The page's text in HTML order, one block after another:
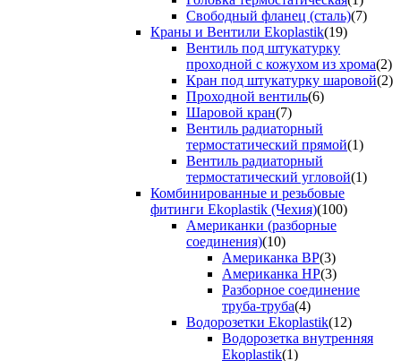
Свободный фланец (сталь)(7)
Краны и Вентили Ekoplastik(19)
Вентиль под штукатурку
проходной с кожухом из хрома(2)
Кран под штукатурку шаровой(2)
Проходной вентиль(6)
Шаровой кран(7)
Вентиль радиаторный
термостатический прямой(1)
Вентиль радиаторный
термостатический угловой(1)
Комбинированные и резьбовые
фитинги Ekoplastik (Чехия)(100)
Американки (разборные
соединения)(10)
Американка ВР(3)
Американка НР(3)
Разборное соединение
труба-труба(4)
Водорозетки Ekoplastik(12)
Водорозетка внутренняя
Ekoplastik(1)